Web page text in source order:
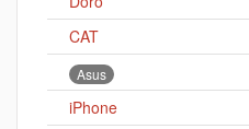
CAT
Asus
iPhone